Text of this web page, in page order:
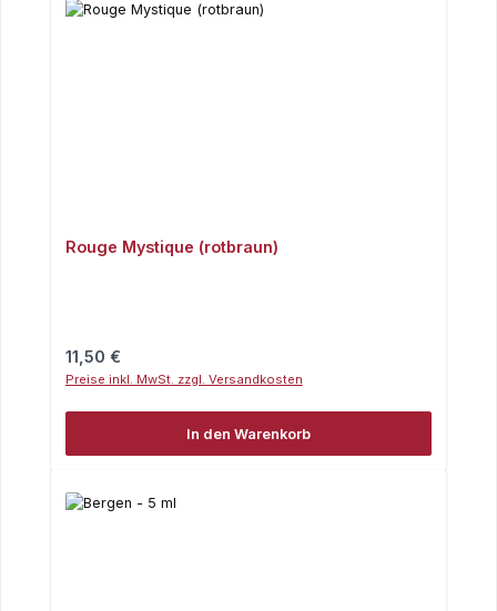
Rouge Mystique (rotbraun)
Regulärer Preis:
11,50 €
Preise inkl. MwSt. zzgl. Versandkosten
In den Warenkorb